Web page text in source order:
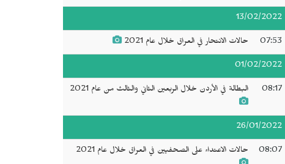
13/02/2022
07:53 حالات الانتحار في العراق خلال عام 2021
01/02/2022
08:17 البطالة في الأردن خلال الربعين الثاني والثالث من عام 2021
26/01/2022
08:07 حالات الاعتداء على الصحفيين في العراق خلال عام 2021